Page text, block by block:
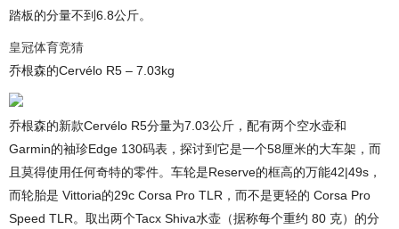
踏板的分量不到6.8公斤。
皇冠体育竞猜
乔根森的Cervélo R5 – 7.03kg
乔根森的新款Cervélo R5分量为7.03公斤，配有两个空水壶和
Garmin的袖珍Edge 130码表，探讨到它是一个58厘米的大车架，而
且莫得使用任何奇特的零件。车轮是Reserve的框高的万能42|49s，
而轮胎是 Vittoria的29c Corsa Pro TLR，而不是更轻的 Corsa Pro
Speed TLR。取出两个Tacx Shiva水壶（据称每个重约 80 克）的分